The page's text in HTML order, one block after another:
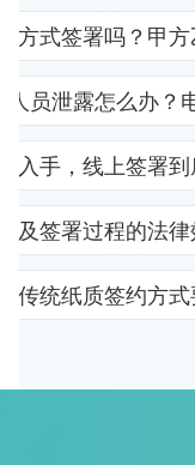
方式签署吗？甲
员泄露怎么办
入手，线上签署
签署过程的
统纸质签约